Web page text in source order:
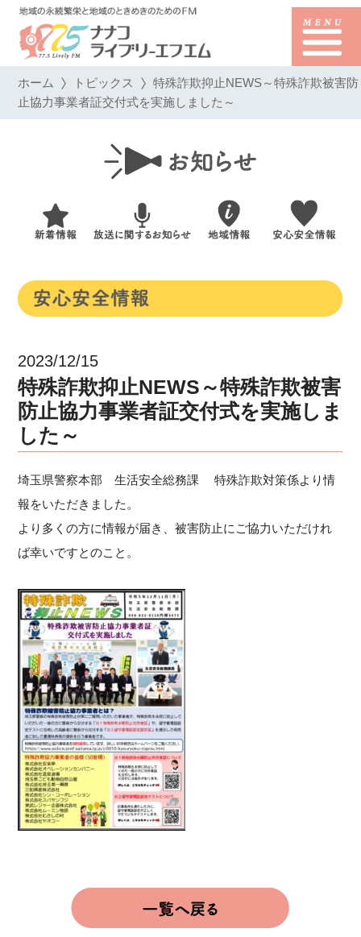
ホーム トピックス 特殊詐欺抑止NEWS～特殊詐欺被害防
止協力事業者証交付式を実施しました～
2023/12/15
特殊詐欺抑止NEWS～特殊詐欺被害
防止協力事業者証交付式を実施しま
した～
埼玉県警察本部 生活安全総務課 特殊詐欺対策係より情
報をいただきました。
より多くの方に情報が届き、被害防止にご協力いただけれ
ば幸いですとのこと。